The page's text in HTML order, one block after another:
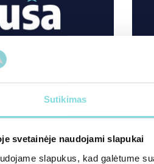
Sutikimas
svetainėje naudojami slapukai
slapukus, kad galėtume
ir Alytaus